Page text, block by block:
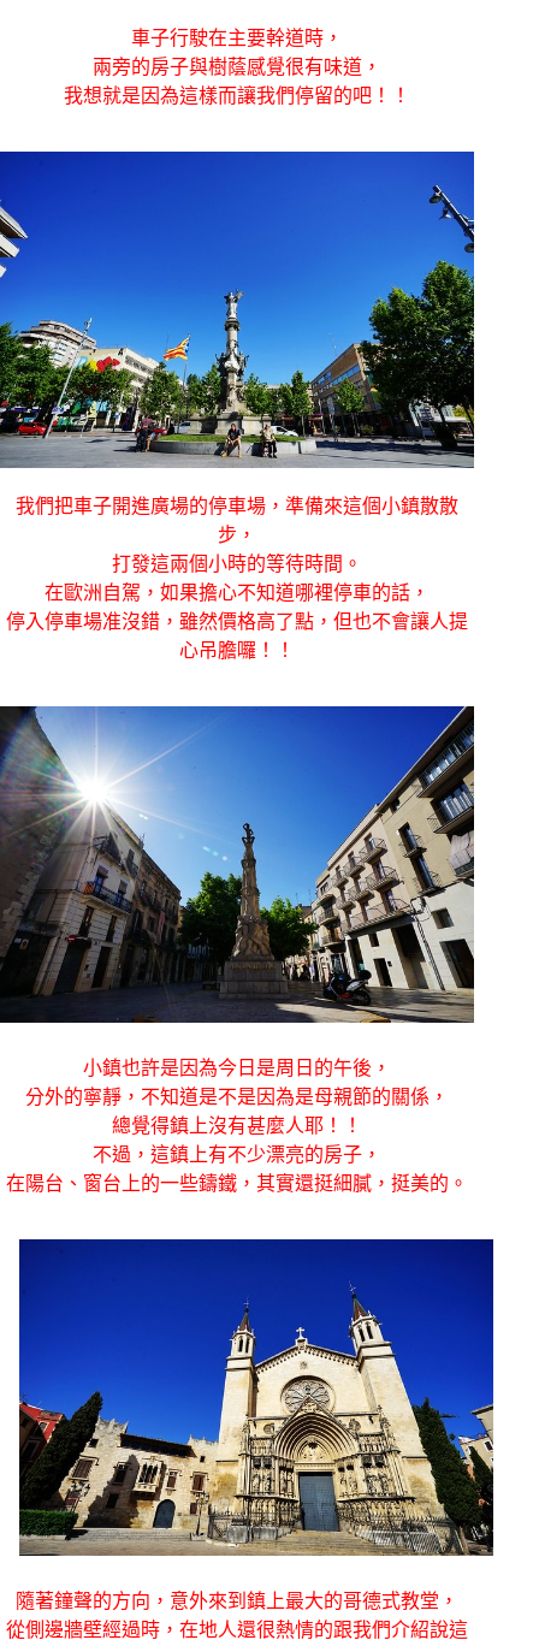
車子行駛在主要幹道時，
兩旁的房子與樹蔭感覺很有味道，
我想就是因為這樣而讓我們停留的吧！！
我們把車子開進廣場的停車場，準備來這個小鎮散散
步，
打發這兩個小時的等待時間。
在歐洲自駕，如果擔心不知道哪裡停車的話，
停入停車場准沒錯，雖然價格高了點，但也不會讓人提
心吊膽囉！！
小鎮也許是因為今日是周日的午後，
分外的寧靜，不知道是不是因為是母親節的關係，
總覺得鎮上沒有甚麼人耶！！
不過，這鎮上有不少漂亮的房子，
在陽台、窗台上的一些鑄鐵，其實還挺細膩，挺美的。
隨著鐘聲的方向，意外來到鎮上最大的哥德式教堂，
從側邊牆壁經過時，在地人還很熱情的跟我們介紹說這